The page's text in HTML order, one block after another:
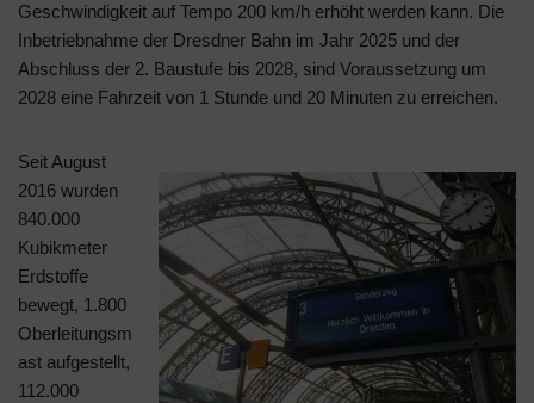
Geschwindigkeit auf Tempo 200 km/h erhöht werden kann. Die
Inbetriebnahme der Dresdner Bahn im Jahr 2025 und der
Abschluss der 2. Baustufe bis 2028, sind Voraussetzung um
2028 eine Fahrzeit von 1 Stunde und 20 Minuten zu erreichen.
Seit August
2016 wurden
840.000
Kubikmeter
Erdstoffe
bewegt, 1.800
Oberleitungsm
ast aufgestellt,
112.000